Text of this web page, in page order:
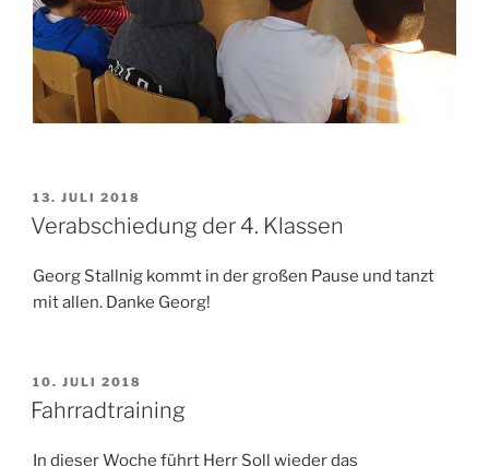
VERÖFFENTLICHT
AM
13. JULI 2018
Verabschiedung der 4. Klassen
Georg Stallnig kommt in der großen Pause und tanzt
mit allen. Danke Georg!
VERÖFFENTLICHT
AM
10. JULI 2018
Fahrradtraining
In dieser Woche führt Herr Soll wieder das